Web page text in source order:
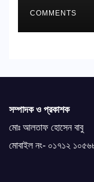
COMMENTS
সম্পাদক ও প্রকাশক
মোঃ আলতাফ হোসেন বাবু
মোবাইল নং- ০১৭১২